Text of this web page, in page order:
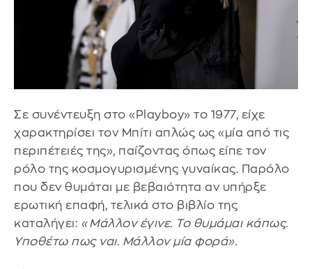
Σε συνέντευξη στο «Playboy» το 1977, είχε
χαρακτηρίσει τον Μπίτι απλώς ως «μία από τις
περιπέτειές της», παίζοντας όπως είπε τον
ρόλο της κοσμογυρισμένης γυναίκας. Παρόλο
που δεν θυμάται με βεβαιότητα αν υπήρξε
ερωτική επαφή, τελικά στο βιβλίο της
καταλήγει: «Μάλλον έγινε. Το θυμάμαι κάπως.
Υποθέτω πως ναι. Μάλλον μία φορά».